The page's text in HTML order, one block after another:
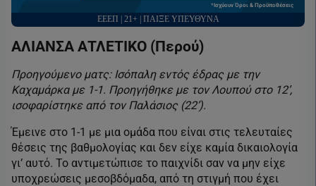
*Ισχύουν Όροι & Προϋποθέσεις
ΕΕΕΠ | 21+ | ΠΑΙΞΕ ΥΠΕΥΘΥΝΑ
ΑΛΙΑΝΣΑ ΑΤΛΕΤΙΚΟ (Περού)
Προηγούμενο ματς: Ισόπαλη εντός έδρας με την
Καχαμάρκα με 1-1. Προηγήθηκε με τον Λουπού στο 12’,
ισοφαρίστηκε από τον Παλάσιος (22’).
Έμεινε στο 1-1 με μια ομάδα που είναι στις τελευταίες
θέσεις της βαθμολογίας και δεν είχε καμία δικαιολογία
γι’ αυτό. Το αντιμετώπισε το παιχνίδι σαν να μην είχε
υποχρεώσεις μεσοβδόμαδα, από τη στιγμή που έχει